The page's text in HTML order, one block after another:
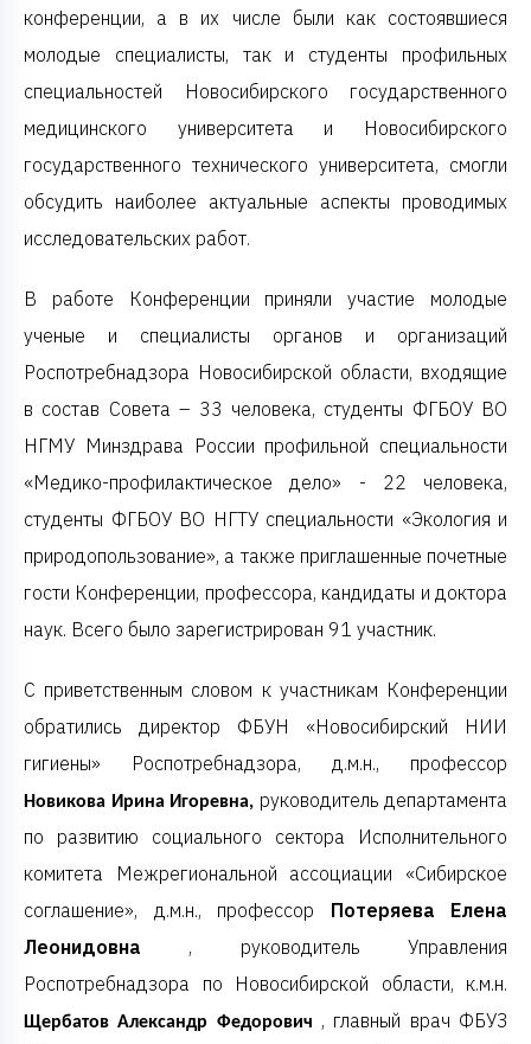
конференции, а в их числе были как состоявшиеся
молодые специалисты, так и студенты профильных
специальностей Новосибирского государственного
медицинского университета и Новосибирского
государственного технического университета, смогли
обсудить наиболее актуальные аспекты проводимых
исследовательских работ.
В работе Конференции приняли участие молодые
ученые и специалисты органов и организаций
Роспотребнадзора Новосибирской области, входящие
в состав Совета – 33 человека, студенты ФГБОУ ВО
НГМУ Минздрава России профильной специальности
«Медико-профилактическое дело» - 22 человека,
студенты ФГБОУ ВО НГТУ специальности «Экология и
природопользование», а также приглашенные почетные
гости Конференции, профессора, кандидаты и доктора
наук. Всего было зарегистрирован 91 участник.
С приветственным словом к участникам Конференции
обратились директор ФБУН «Новосибирский НИИ
гигиены» Роспотребнадзора, д.м.н., профессор
Новикова Ирина Игоревна, руководитель департамента
по развитию социального сектора Исполнительного
комитета Межрегиональной ассоциации «Сибирское
соглашение», д.м.н., профессор Потеряева Елена
Леонидовна , руководитель Управления
Роспотребнадзора по Новосибирской области, к.м.н.
Щербатов Александр Федорович , главный врач ФБУЗ